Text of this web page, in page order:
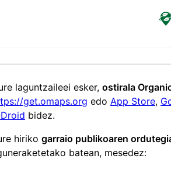
laguntzaileei esker, ostirala
get.omaps.org edo App Store,
bidez.
hiriko garraio publikoaren
batean, mesedez: